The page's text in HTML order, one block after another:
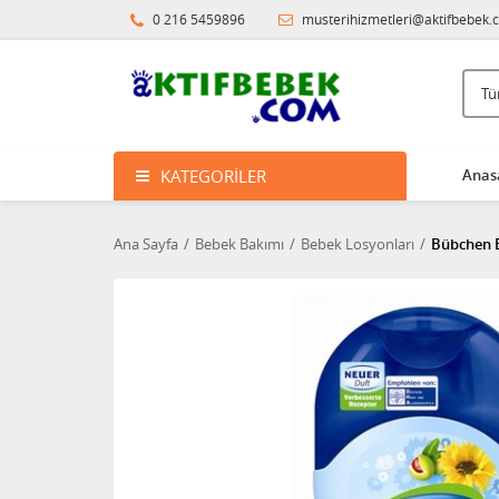
0 216 5459896
KATEGORILER
Ana Sayfa Bebek Bakımı Bebek Losyonları Bübchen